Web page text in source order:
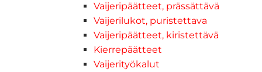
Vaijeripäätteet, prässättävä
Vaijerilukot, puristettava
Vaijeripäätteet, kiristettävä
Kierrepäätteet
Vaijerityökalut